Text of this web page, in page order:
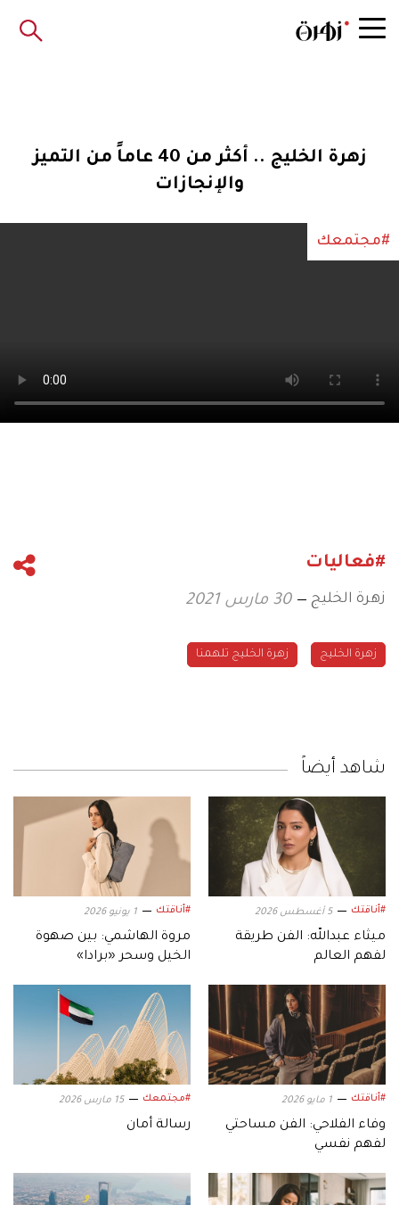
زهرة الخليج .. أكثر من 40 عاماً من التميز
والإنجازات
#مجتمعك
#فعاليات
زهرة الخليج 30 مارس 2021
زهرة الخليج زهرة الخليج تلهمنا
شاهد أيضاً
#أناقتك 5 أغسطس 2026
ميثاء عبدالله: الفن طريقة
لفهم العالم
#أناقتك 1 يونيو 2026
مروة الهاشمي: بين صهوة
الخيل وسحر «برادا»
#أناقتك 1 مايو 2026
وفاء الفلاحي: الفن مساحتي
لفهم نفسي
#مجتمعك 15 مارس 2026
رسالة أمان